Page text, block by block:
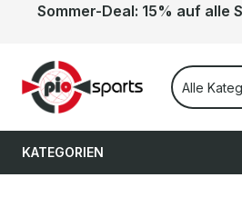
Hauptinhalt springen
Zur Suche springen
Zur Hauptnavigation springen
Sommer-Deal: 15% auf alle
Alle
KATEGORIEN